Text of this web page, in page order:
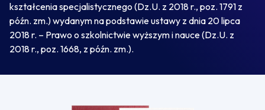
kształcenia specjalistycznego (Dz.U. z 2018 r., poz. 1791 z
późn. zm.) wydanym na podstawie ustawy z dnia 20 lipca
2018 r. – Prawo o szkolnictwie wyższym i nauce (Dz.U. z
2018 r., poz. 1668, z późn. zm.).